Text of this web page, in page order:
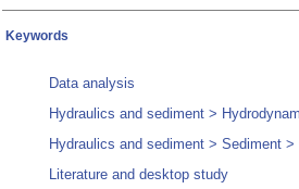
Keywords
Data analysis
Hydraulics and sediment >
Hydraulics and sediment > Sediment
Literature and desktop study